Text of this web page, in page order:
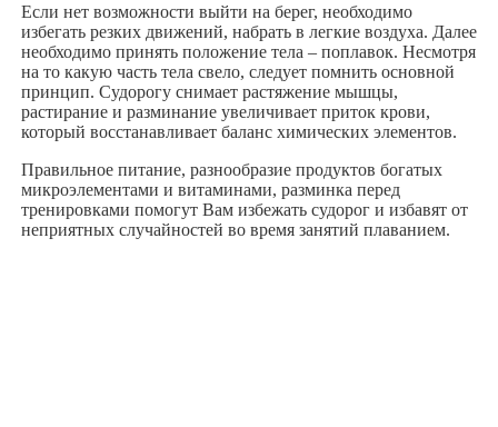
Если нет возможности выйти на берег, необходимо
избегать резких движений, набрать в легкие воздуха. Далее
необходимо принять положение тела – поплавок. Несмотря
на то какую часть тела свело, следует помнить основной
принцип. Судорогу снимает растяжение мышцы,
растирание и разминание увеличивает приток крови,
который восстанавливает баланс химических элементов.
Правильное питание, разнообразие продуктов богатых
микроэлементами и витаминами, разминка перед
тренировками помогут Вам избежать судорог и избавят от
неприятных случайностей во время занятий плаванием.